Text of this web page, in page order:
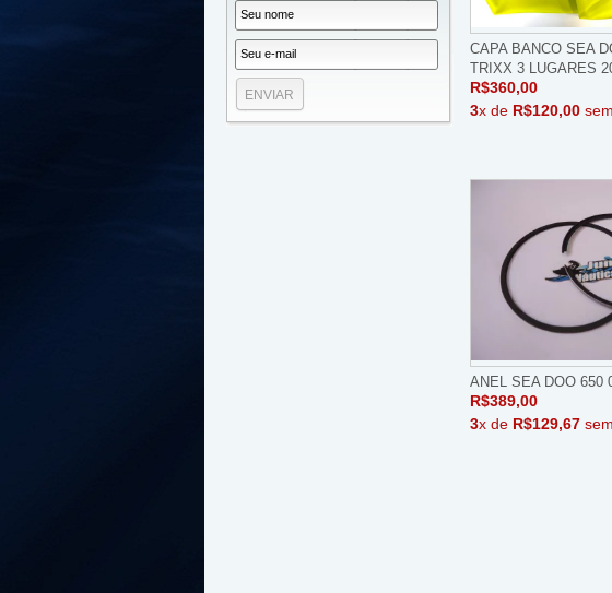
CAPA BANCO SEA
TRIXX 3 LUGARES
R$360,00
3x de R$120,00
ANEL SEA DOO 650
R$389,00
3x de R$129,67